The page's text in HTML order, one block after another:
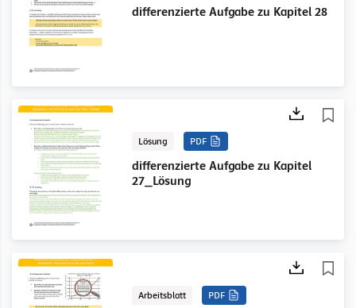
differenzierte Aufgabe zu Kapitel 28
Lösung PDF
differenzierte Aufgabe zu Kapitel
27_Lösung
Arbeitsblatt PDF